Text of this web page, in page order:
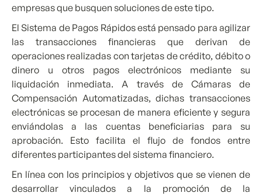
empresas que busquen soluciones de este tipo.
El Sistema de Pagos Rápidos está pensado para agilizar
las transacciones financieras que derivan de
operaciones realizadas con tarjetas de crédito, débito o
dinero u otros pagos electrónicos mediante su
liquidación inmediata. A través de Cámaras de
Compensación Automatizadas, dichas transacciones
electrónicas se procesan de manera eficiente y segura
enviándolas a las cuentas beneficiarias para su
aprobación. Esto facilita el flujo de fondos entre
diferentes participantes del sistema financiero.
En línea con los principios y objetivos que se vienen de
desarrollar vinculados a la promoción de la